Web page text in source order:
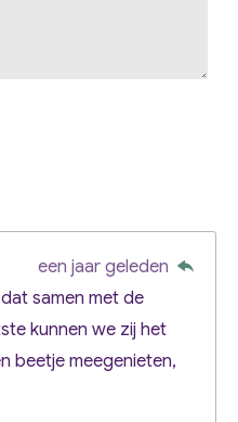
een jaar geleden
samen met de
kunnen we zij het
beetje meegenieten,